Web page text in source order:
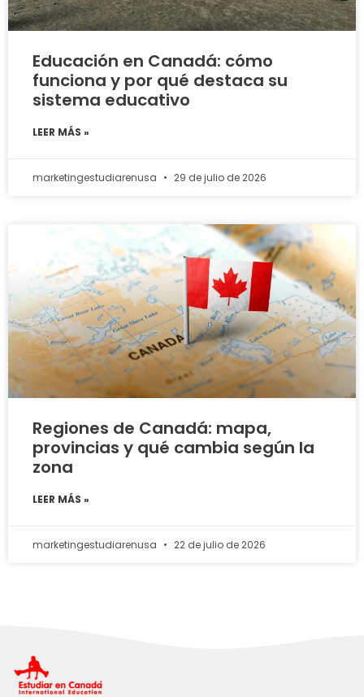
Educación en Canadá: cómo
funciona y por qué destaca su
sistema educativo
LEER MÁS »
marketingestudiarenusa 29 de julio de 2026
Regiones de Canadá: mapa,
provincias y qué cambia según la
zona
LEER MÁS »
marketingestudiarenusa 22 de julio de 2026